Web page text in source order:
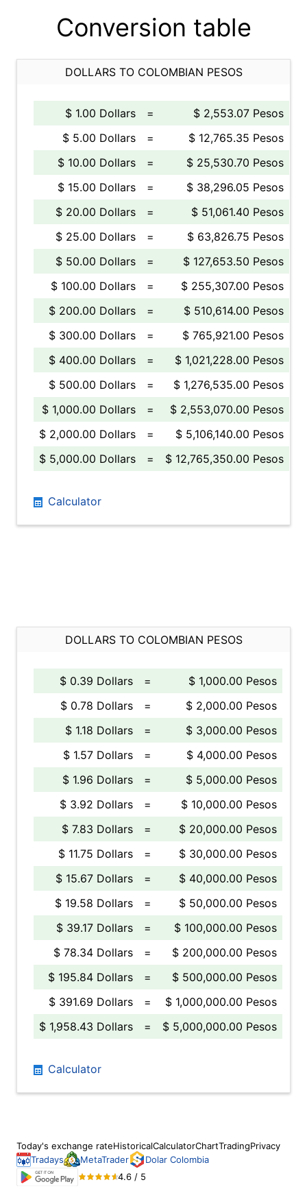
Conversion table
DOLLARS TO COLOMBIAN PESOS
$ 1.00 Dollars =
$ 2,553.07 Pesos
$ 5.00 Dollars
=
$ 12,765.35 Pesos
$ 10.00 Dollars
=
$ 25,530.70 Pesos
$ 15.00 Dollars
=
$ 38,296.05 Pesos
$ 20.00 Dollars
=
$ 51,061.40 Pesos
$ 25.00 Dollars
=
$ 63,826.75 Pesos
$ 50.00 Dollars
=
$ 127,653.50 Pesos
$ 100.00 Dollars
=
$ 255,307.00 Pesos
$ 200.00 Dollars
=
$ 510,614.00 Pesos
$ 300.00 Dollars
=
$ 765,921.00 Pesos
$ 400.00 Dollars
=
$ 1,021,228.00 Pesos
$ 500.00 Dollars
=
$ 1,276,535.00 Pesos
$ 1,000.00 Dollars
=
$ 2,553,070.00 Pesos
$ 2,000.00 Dollars
=
$ 5,106,140.00 Pesos
$ 5,000.00 Dollars
= $ 12,765,350.00 Pesos
Calculator
DOLLARS TO COLOMBIAN PESOS
$ 0.39 Dollars =
$ 1,000.00 Pesos
$ 0.78 Dollars
=
$ 2,000.00 Pesos
$ 1.18 Dollars
=
$ 3,000.00 Pesos
$ 1.57 Dollars
=
$ 4,000.00 Pesos
$ 1.96 Dollars
=
$ 5,000.00 Pesos
$ 3.92 Dollars
=
$ 10,000.00 Pesos
$ 7.83 Dollars
=
$ 20,000.00 Pesos
$ 11.75 Dollars
=
$ 30,000.00 Pesos
$ 15.67 Dollars
=
$ 40,000.00 Pesos
$ 19.58 Dollars
=
$ 50,000.00 Pesos
$ 39.17 Dollars
=
$ 100,000.00 Pesos
$ 78.34 Dollars
=
$ 200,000.00 Pesos
$ 195.84 Dollars
=
$ 500,000.00 Pesos
$ 391.69 Dollars
=
$ 1,000,000.00 Pesos
$ 1,958.43 Dollars
= $ 5,000,000.00 Pesos
Calculator
Today's exchange rateHistoricalCalculatorChartTradingPrivacy
Tradays
MetaTrader
Dolar Colombia
4.6 / 5